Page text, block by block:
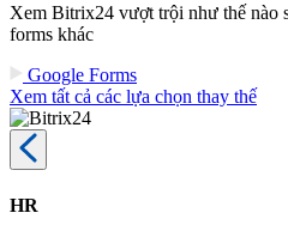
Xem Bitrix24 vượt trội như thế nào
forms khác
Google Forms
Xem tất cả các lựa chọn thay thế
HR